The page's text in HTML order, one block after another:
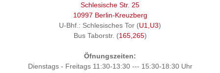
Schlesische Str. 25
10997 Berlin-Kreuzberg
U-Bhf.: Schlesisches Tor (U1,U3)
Bus Taborstr. (165,265)
Öfnungszeiten:
Dienstags - Freitags 11:30-13:30 --- 15:30-18:30 Uhr